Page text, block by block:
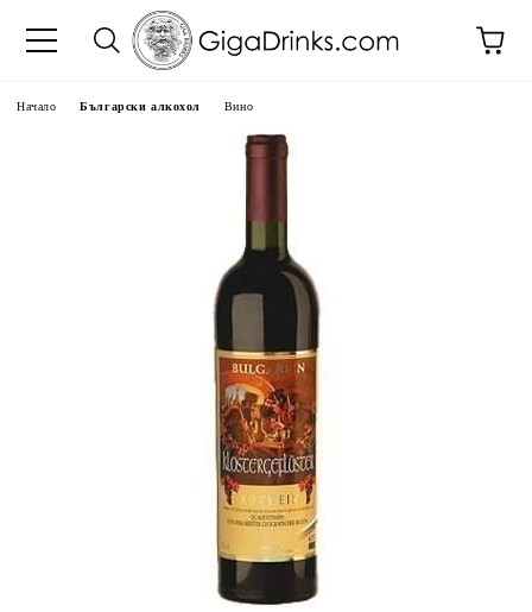
Начало Български алкохол Вино